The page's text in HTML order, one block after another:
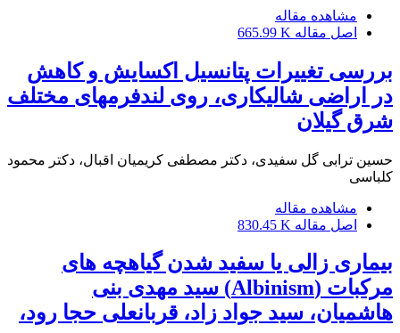
مشاهده مقاله
اصل مقاله 665.99 K
بررسی تغییرات پتانسیل اکسایش و کاهش
در اراضی شالیکاری، روی لندفرمهای مختلف
شرق گیلان
حسین ترابی گل سفیدی، دکتر مصطفی کریمیان اقبال، دکتر محمود
کلباسی
مشاهده مقاله
اصل مقاله 830.45 K
بیماری زالی یا سفید شدن گیاهچه های
مرکبات (Albinism) سید مهدی بنی
هاشمیان، سید جواد زاد، قربانعلی حجا رود،